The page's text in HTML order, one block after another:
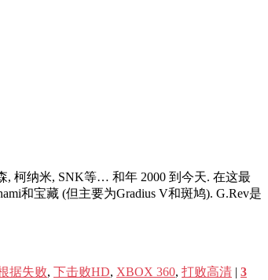
, 柯纳米, SNK等… 和年 2000 到今天. 在这最
和宝藏 (但主要为Gradius V和斑鸠). G.Rev是
据失败, 下击败HD, XBOX 360, 打败高清 | 3